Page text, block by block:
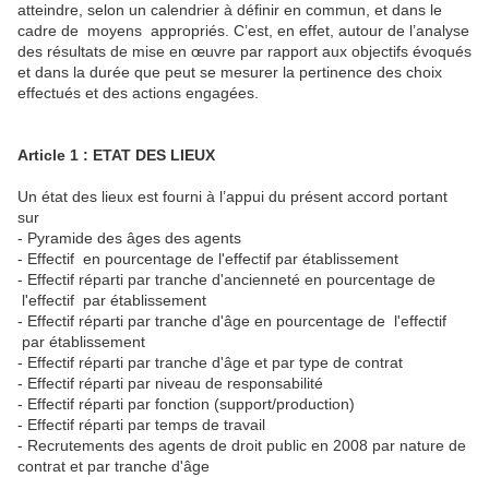
atteindre, selon un calendrier à définir en commun, et dans le
cadre de moyens appropriés. C’est, en effet, autour de l’analyse
des résultats de mise en œuvre par rapport aux objectifs évoqués
et dans la durée que peut se mesurer la pertinence des choix
effectués et des actions engagées.
Article 1 : ETAT DES LIEUX
Un état des lieux est fourni à l’appui du présent accord portant
sur
- Pyramide des âges des agents
- Effectif en pourcentage de l'effectif par établissement
- Effectif réparti par tranche d'ancienneté en pourcentage de
l'effectif par établissement
- Effectif réparti par tranche d'âge en pourcentage de l'effectif
par établissement
- Effectif réparti par tranche d'âge et par type de contrat
- Effectif réparti par niveau de responsabilité
- Effectif réparti par fonction (support/production)
- Effectif réparti par temps de travail
- Recrutements des agents de droit public en 2008 par nature de
contrat et par tranche d'âge